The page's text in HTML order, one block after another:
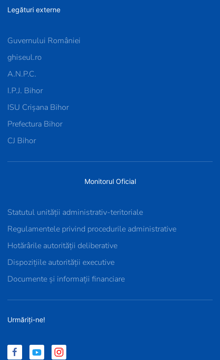
Legături externe
Guvernului României
ghiseul.ro
A.N.P.C.
I.P.J. Bihor
ISU Crișana Bihor
Prefectura Bihor
CJ Bihor
Monitorul Oficial
Statutul unității administrativ-teritoriale
Regulamentele privind procedurile administrative
Hotărârile autorității deliberative
Dispozițiile autorității executive
Documente și informații financiare
Urmăriți-ne!